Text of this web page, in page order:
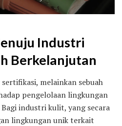
Industri
Berkelanjutan
melainkan sebuah
pengelolaan lingkungan
industri kulit, yang secara
lingkungan unik terkait